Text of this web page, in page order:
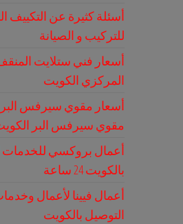
أسئلة كثيرة عن
للتركيب و الصيانة
أسعار فني ستلايت
المركزي الكويت
أسعار مقوي سيرفس البر
مقوي سيرفس البر
أعمال بروكسي للخدمات
بالكويت 24 ساعة
أعمال فيينا لأعمال
التوصيل بالكويت